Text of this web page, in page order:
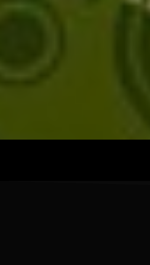
Victor O et
Jocelyne